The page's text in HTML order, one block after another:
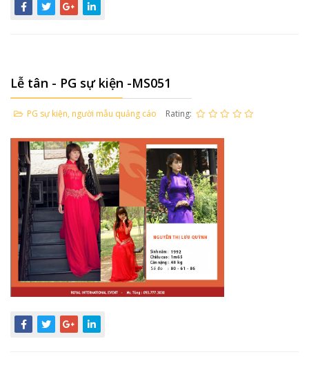
Lễ tân - PG sự kiện -MS051
PG sự kiện, người mẫu quảng cáo Rating: